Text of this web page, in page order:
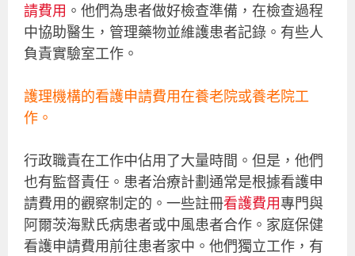
請費用 。他們為患者做好檢查準備，在檢查過程
中協助醫生，管理藥物並維護患者記錄。有些人
負責實驗室工作。
護理機構的看護申請費用在養老院或養老院工
作。
行政職責在工作中佔用了大量時間。但是，他們
也有監督責任。患者治療計劃通常是根據看護申
請費用的觀察制定的。一些註冊看護費用專門與
阿爾茨海默氏病患者或中風患者合作。家庭保健
看護申請費用前往患者家中。他們獨立工作，有